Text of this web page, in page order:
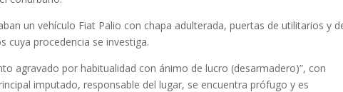
un vehículo Fiat Palio con chapa adulterada, puertas de utilitarios y
cuya procedencia se investiga.
agravado por habitualidad con ánimo de lucro (desarmadero)”, con
imputado, responsable del lugar, se encuentra prófugo y es